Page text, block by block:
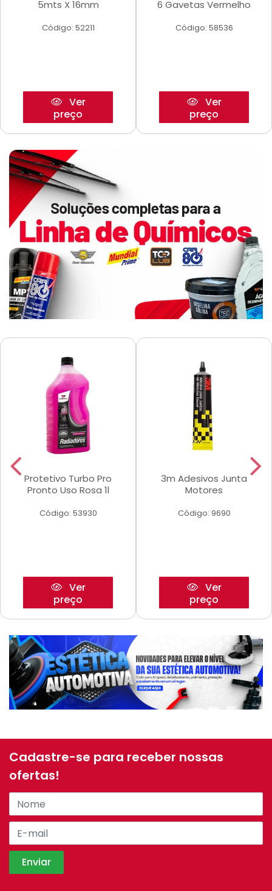
5mts X 16mm
Código: 52211
Ver
preço
6 Gavetas Vermelho
Código: 58536
Ver
preço
Protetivo Turbo Pro
Pronto Uso Rosa 1l
Código: 53930
Ver
preço
3m Adesivos Junta
Motores
Código: 9690
Ver
preço
Cadastre-se para receber nossas
ofertas!